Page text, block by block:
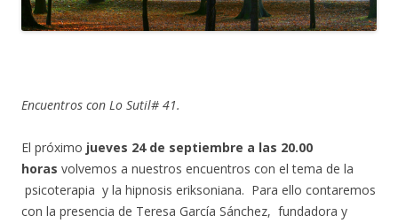
Encuentros con Lo Sutil# 41.
El próximo jueves 24 de septiembre a las 20.00
horas volvemos a nuestros encuentros con el tema de la
psicoterapia y la hipnosis eriksoniana. Para ello contaremos
con la presencia de Teresa García Sánchez, fundadora y